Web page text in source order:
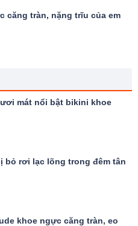
căng tràn, nặng trĩu của em
mát nổi bật bikini khoe
bỏ rơi lạc lõng trong đêm tân
khoe ngực căng tràn, eo